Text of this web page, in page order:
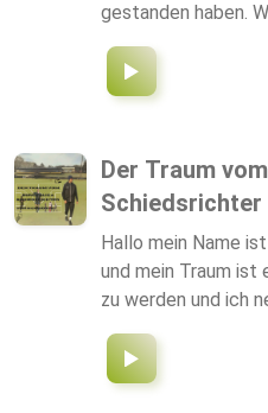
gestanden haben.
warum hat es nicht
geklappt, was
Der Traum
Schiedsrichter
Hallo mein Name
und mein Traum ist
zu werden und ich
werden mit Video
dazu findet ihr auf